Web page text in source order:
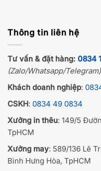
Thông tin liên hệ
Tư vấn & đặt hàng: 0834
(Zalo/Whatsapp/Telegram)
Khách doanh nghiệp:
CSKH: 0834 49 0834
Xưởng in thêu: 149/5
TpHCM
Xưởng may: 589/136 Lê
Bình Hưng Hòa, TpHCM